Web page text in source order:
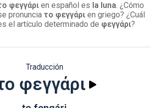
φεγγάρι en español es la luna. ¿Cómo
pronuncia το φεγγάρι en griego? ¿Cuál
el artículo determinado de φεγγάρι?
Traducción
φεγγάρι